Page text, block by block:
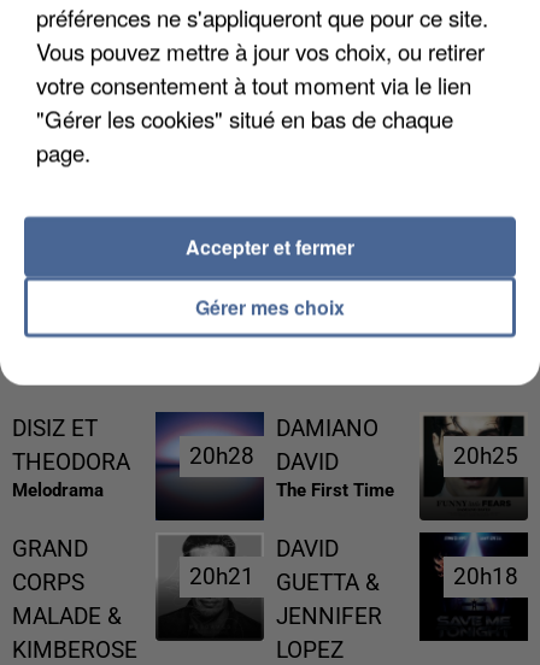
COULÉE DE BOUE EN HAUTE-SAVOIE
DISIZ ET
THEODORA
Melodrama
20h28
20h28
DAMIANO
DAVID
The First Time
20h25
20h25
GRAND
CORPS
MALADE &
KIMBEROSE
20h21
20h21
DAVID
GUETTA &
JENNIFER
LOPEZ
20h18
20h18
préférences ne s'appliqueront que pour ce site.
Vous pouvez mettre à jour vos choix, ou retirer
votre consentement à tout moment via le lien
"Gérer les cookies" situé en bas de chaque
page.
Gérer mes choix
Accepter et fermer